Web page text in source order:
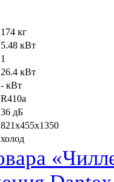
174 кг
5.48 кВт
1
26.4 кВт
- кВт
R410a
36 дБ
821x455x1350
холод